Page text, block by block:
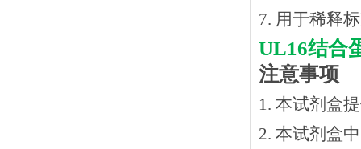
7. 用于稀释
UL16结合
注意事项
1. 本试剂盒
2. 本试剂盒